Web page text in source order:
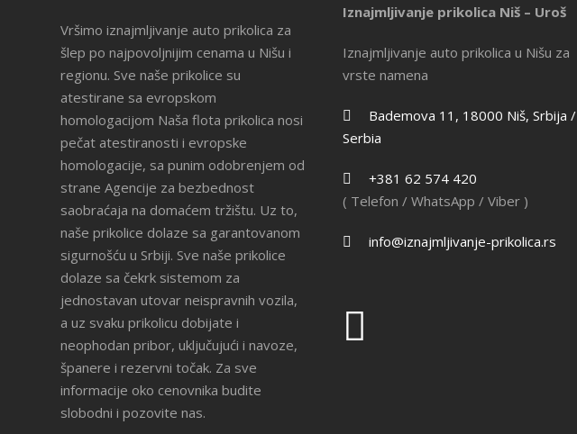
Vršimo iznajmljivanje auto prikolica za
šlep po najpovoljnijim cenama u Nišu i
regionu. Sve naše prikolice su
atestirane sa evropskom
homologacijom Naša flota prikolica nosi
pečat atestiranosti i evropske
homologacije, sa punim odobrenjem od
strane Agencije za bezbednost
saobraćaja na domaćem tržištu. Uz to,
naše prikolice dolaze sa garantovanom
sigurnošću u Srbiji. Sve naše prikolice
dolaze sa čekrk sistemom za
jednostavan utovar neispravnih vozila,
a uz svaku prikolicu dobijate i
neophodan pribor, uključujući i navoze,
španere i rezervni točak. Za sve
informacije oko cenovnika budite
slobodni i pozovite nas.
Iznajmljivanje prikolica Niš – Uroš
Iznajmljivanje auto prikolica u Nišu za
vrste namena
Bademova 11, 18000 Niš, Srbija /
Serbia
+381 62 574 420
( Telefon / WhatsApp / Viber )
info@iznajmljivanje-prikolica.rs